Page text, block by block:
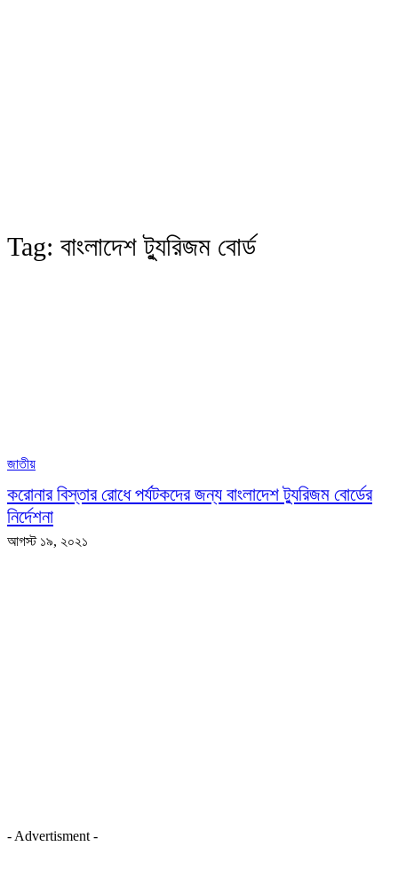
Tag: বাংলাদেশ ট্যুরিজম বোর্ড
জাতীয়
করোনার বিস্তার রোধে পর্যটকদের জন্য বাংলাদেশ ট্যুরিজম বোর্ডের
নির্দেশনা
আগস্ট ১৯, ২০২১
- Advertisment -